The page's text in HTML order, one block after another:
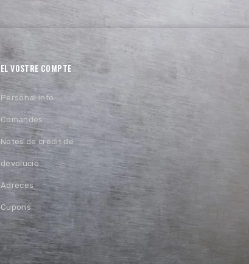
EL VOSTRE COMPTE
Personal info
Comandes
Notes de crèdit de
devolució
Adreces
Cupons